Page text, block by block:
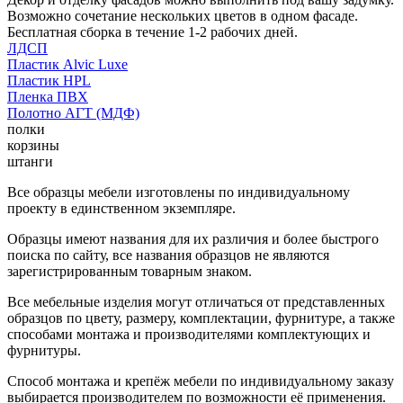
Возможно сочетание нескольких цветов в одном фасаде.
Бесплатная сборка в течение 1-2 рабочих дней.
ЛДСП
Пластик Alvic Luxe
Пластик HPL
Пленка ПВХ
Полотно АГТ (МДФ)
полки
корзины
штанги
Все образцы мебели изготовлены по индивидуальному
проекту в единственном экземпляре.
Образцы имеют названия для их различия и более быстрого
поиска по сайту, все названия образцов не являются
зарегистрированным товарным знаком.
Все мебельные изделия могут отличаться от представленных
образцов по цвету, размеру, комплектации, фурнитуре, а также
способами монтажа и производителями комплектующих и
фурнитуры.
Способ монтажа и крепёж мебели по индивидуальному заказу
выбирается производителем по возможности её применения.